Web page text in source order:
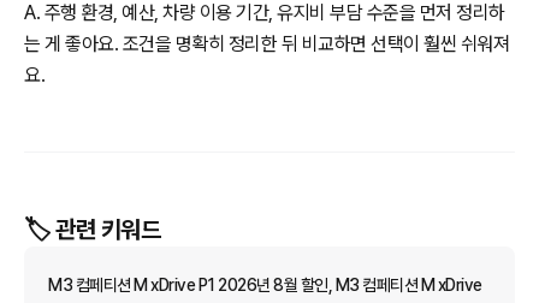
A. 주행 환경, 예산, 차량 이용 기간, 유지비 부담 수준을 먼저 정리하
는 게 좋아요. 조건을 명확히 정리한 뒤 비교하면 선택이 훨씬 쉬워져
요.
🏷️ 관련 키워드
M3 컴페티션 M xDrive P1 2026년 8월 할인, M3 컴페티션 M xDrive